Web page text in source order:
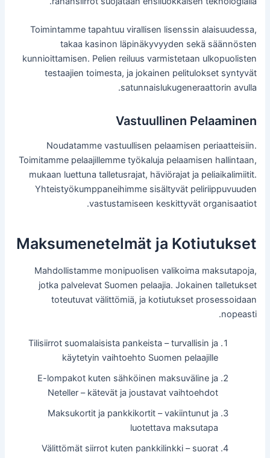
Toimintamme tapahtuu virallisen lisenssin alaisuudessa,
takaa kasinon läpinäkyvyyden sekä säännösten
kunnioittamisen. Pelien reiluus varmistetaan ulkopuolisten
testaajien toimesta, ja jokainen pelitulokset syntyvät
satunnaislukugeneraattorin avulla.
Vastuullinen Pelaaminen
Noudatamme vastuullisen pelaamisen periaatteisiin.
Toimitamme pelaajillemme työkaluja pelaamisen hallintaan,
mukaan luettuna talletusrajat, häviörajat ja peliaikalimiitit.
Yhteistyökumppaneihimme sisältyvät peliriippuvuuden
vastustamiseen keskittyvät organisaatiot.
Maksumenetelmät ja Kotiutukset
Mahdollistamme monipuolisen valikoima maksutapoja,
jotka palvelevat Suomen pelaajia. Jokainen talletukset
toteutuvat välittömiä, ja kotiutukset prosessoidaan
nopeasti.
Tilisiirrot suomalaisista pankeista – turvallisin ja
käytetyin vaihtoehto Suomen pelaajille
E-lompakot kuten sähköinen maksuväline ja
Neteller – kätevät ja joustavat vaihtoehdot
Maksukortit ja pankkikortit – vakiintunut ja
luotettava maksutapa
Välittömät siirrot kuten pankkilinkki – suorat